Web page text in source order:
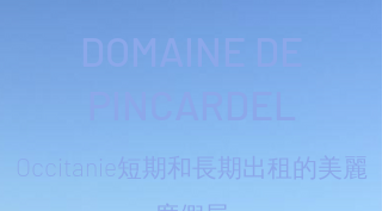
DOMAINE DE
Occitanie短期和長期出租的美麗